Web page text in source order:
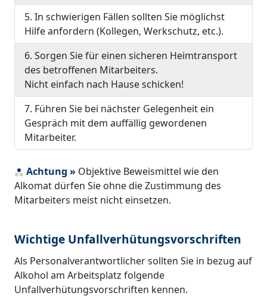
5. In schwierigen Fällen sollten Sie möglichst
Hilfe anfordern (Kollegen, Werkschutz, etc.).
6. Sorgen Sie für einen sicheren Heimtransport
des betroffenen Mitarbeiters.
Nicht einfach nach Hause schicken!
7. Führen Sie bei nächster Gelegenheit ein
Gespräch mit dem auffällig gewordenen
Mitarbeiter.
Achtung » Objektive Beweismittel wie den
Alkomat dürfen Sie ohne die Zustimmung des
Mitarbeiters meist nicht einsetzen.
Wichtige Unfallverhütungsvorschriften
Als Personalverantwortlicher sollten Sie in bezug auf
Alkohol am Arbeitsplatz folgende
Unfallverhütungsvorschriften kennen.